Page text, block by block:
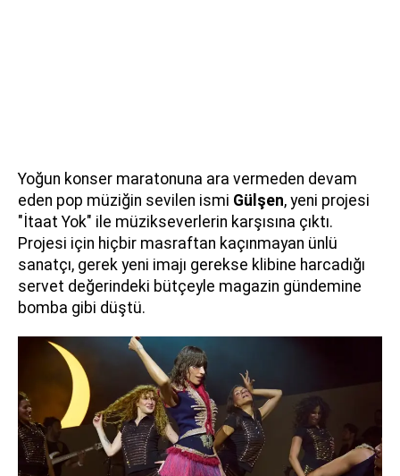
Yoğun konser maratonuna ara vermeden devam
eden pop müziğin sevilen ismi Gülşen, yeni projesi
"İtaat Yok" ile müzikseverlerin karşısına çıktı.
Projesi için hiçbir masraftan kaçınmayan ünlü
sanatçı, gerek yeni imajı gerekse klibine harcadığı
servet değerindeki bütçeyle magazin gündemine
bomba gibi düştü.